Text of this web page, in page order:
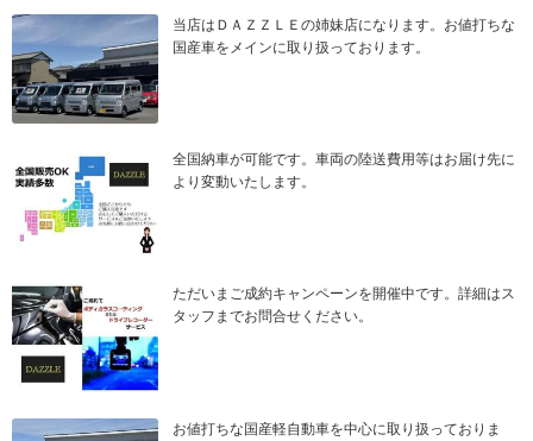
当店はＤＡＺＺＬＥの姉妹店になります。お値打ちな
国産車をメインに取り扱っております。
全国納車が可能です。車両の陸送費用等はお届け先に
より変動いたします。
ただいまご成約キャンペーンを開催中です。詳細はス
タッフまでお問合せください。
お値打ちな国産軽自動車を中心に取り扱っておりま